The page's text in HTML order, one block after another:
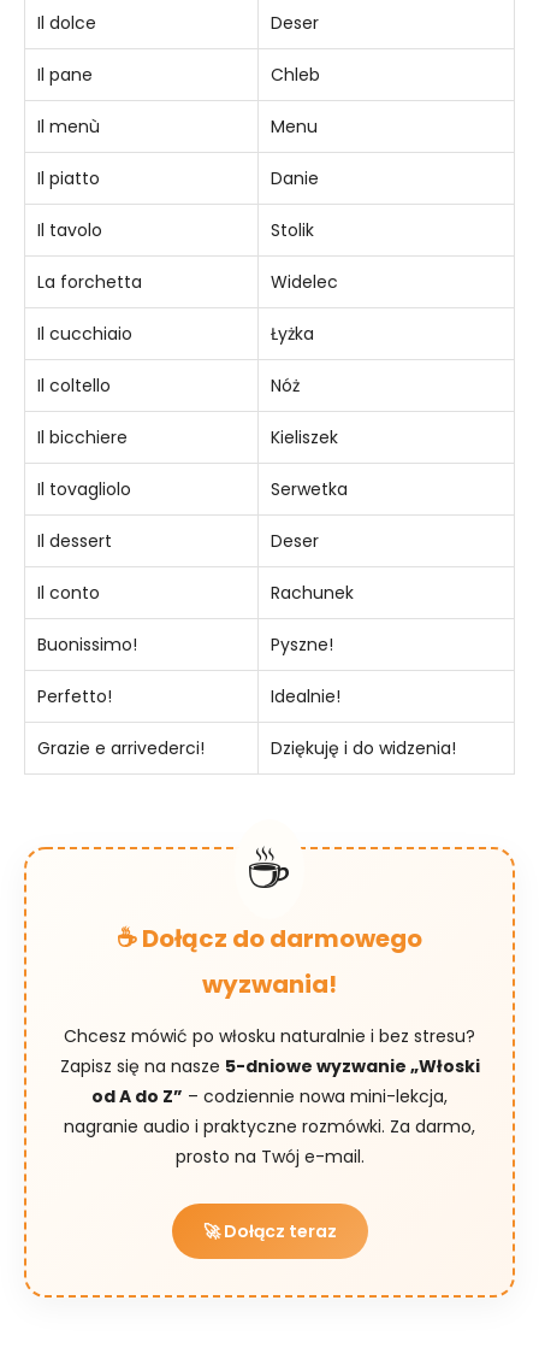
Il dolce Deser
Il pane Chleb
Il menù Menu
Il piatto Danie
Il tavolo Stolik
La forchetta Widelec
Il cucchiaio Łyżka
Il coltello Nóż
Il bicchiere Kieliszek
Il tovagliolo Serwetka
Il dessert Deser
Il conto Rachunek
Buonissimo! Pyszne!
Perfetto! Idealnie!
Grazie e arrivederci! Dziękuję i do widzenia!
☕ Dołącz do darmowego
wyzwania!
Chcesz mówić po włosku naturalnie i bez stresu?
Zapisz się na nasze 5-dniowe wyzwanie „Włoski
od A do Z” – codziennie nowa mini-lekcja,
nagranie audio i praktyczne rozmówki. Za darmo,
prosto na Twój e-mail.
🚀 Dołącz teraz